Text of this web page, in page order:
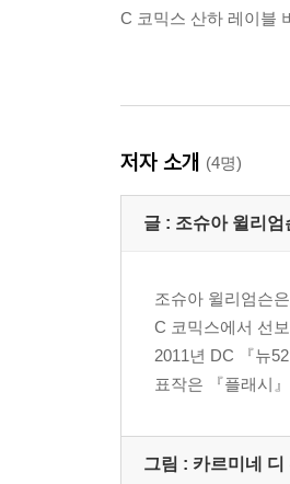
C 코믹스 산하 레이블
저자 소개 (4명)
글 : 조슈아 윌리엄
조슈아 윌리엄슨
C 코믹스에서 선
2011년 DC 『뉴
표작은 『플래시
그림 : 카르미네 디